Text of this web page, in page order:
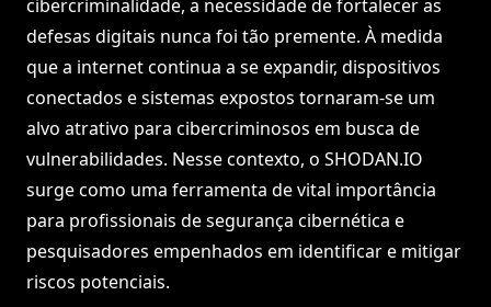
cibercriminalidade, a necessidade de fortalecer as
defesas digitais nunca foi tão premente. À medida
que a internet continua a se expandir, dispositivos
conectados e sistemas expostos tornaram-se um
alvo atrativo para cibercriminosos em busca de
vulnerabilidades. Nesse contexto, o SHODAN.IO
surge como uma ferramenta de vital importância
para profissionais de segurança cibernética e
pesquisadores empenhados em identificar e mitigar
riscos potenciais.